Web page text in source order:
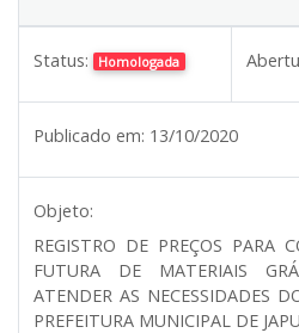
Status: Homologada
Publicado em: 13/10/2020
Objeto:
REGISTRO DE PREÇOS PARA
FUTURA DE MATERIAIS
ATENDER AS NECESSIDADES
PREFEITURA MUNICIPAL DE